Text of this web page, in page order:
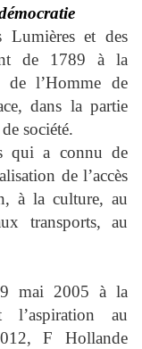
Lumières et des
de 1789 à la
de l’Homme de
dans la partie
société.
qui a connu de
de l’accès
à la culture, au
transports, au
mai 2005 à la
l’aspiration au
F Hollande